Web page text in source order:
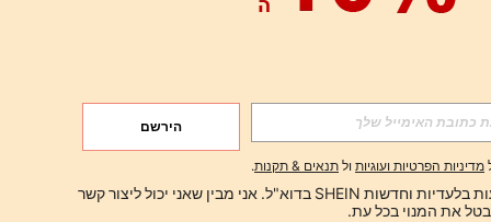
הירשם
מדיניות הפרטיות ועוגיות ול תנאים & תקנות.
ברצוני לקבל הצעות בלעדיות וחדשות SHEIN בדוא"ל. אני מבין שאני יכול ליצור קשר